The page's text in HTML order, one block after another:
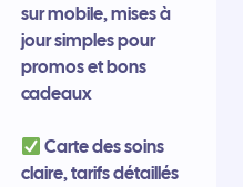
sur mobile, mises à
jour simples pour
promos et bons
cadeaux
Carte des soins
claire, tarifs détaillés